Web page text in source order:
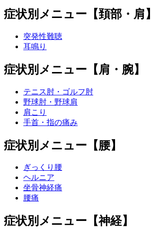
症状別メニュー【頚部・肩】
突発性難聴
耳鳴り
症状別メニュー【肩・腕】
テニス肘・ゴルフ肘
野球肘・野球肩
肩こり
手首・指の痛み
症状別メニュー【腰】
ぎっくり腰
ヘルニア
坐骨神経痛
腰痛
症状別メニュー【神経】